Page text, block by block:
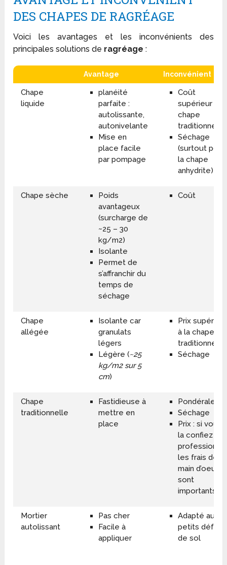
DES CHAPES DE RAGRÉAGE
Voici les avantages et les inconvénients des
principales solutions de ragréage :
Avantage Inconvénient
Chape
liquide
planéité
parfaite :
autolissante,
autonivelante
Mise en
place facile
par pompage
Coût
supérieur à la
chape
traditionnelle
Séchage
(surtout pour
la chape
anhydrite)
Chape sèche
Poids
avantageux
(surcharge de
~25 – 30
kg/m2)
Isolante
Permet de
s’affranchir du
temps de
séchage
Coût
Chape
allégée
Isolante car
granulats
légers
Légère (~25
kg/m2 sur 5
cm)
Prix supérieur
à la chape
traditionnelle
Séchage
Chape
traditionnelle
Fastidieuse à
mettre en
place
Pondérale
Séchage
Prix : si vous
la confiez à
les frais de
main d’oeuvre
sont
importants !
Mortier
autolissant
Pas cher
Facile à
appliquer
Adapté aux
petits
de sol